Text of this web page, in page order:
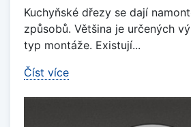
Kuchyňské dřezy se dají
způsobů. Většina je určených
typ montáže. Existují...
Číst více